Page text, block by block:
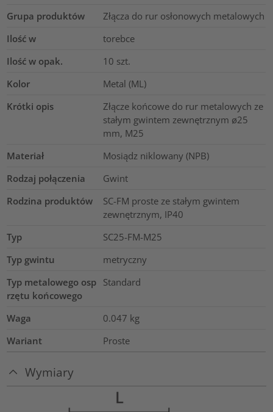
Grupa produktów
Złącza do rur osłonowych metalowych
Ilość w
torebce
Ilość w opak.
10 szt.
Kolor
Metal (ML)
Krótki opis
Złącze końcowe do rur metalowych ze
stałym gwintem zewnętrznym ø25
mm, M25
Materiał
Mosiądz niklowany (NPB)
Rodzaj połączenia
Gwint
Rodzina produktów
SC-FM proste ze stałym gwintem
zewnętrznym, IP40
Typ
SC25-FM-M25
Typ gwintu
metryczny
Typ metalowego osp
rzętu końcowego
Standard
Waga 0.047 kg
Wariant
Proste
Wymiary